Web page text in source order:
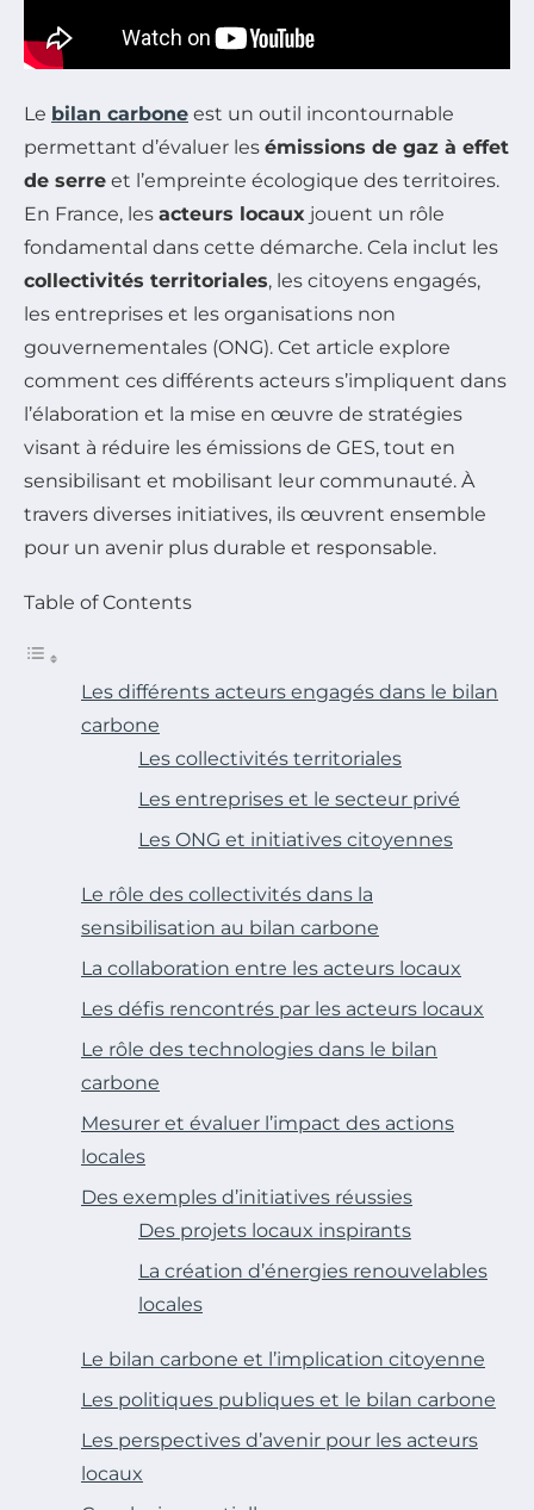
Le bilan carbone est un outil incontournable
permettant d’évaluer les émissions de gaz à effet
de serre et l’empreinte écologique des territoires.
En France, les acteurs locaux jouent un rôle
fondamental dans cette démarche. Cela inclut les
collectivités territoriales, les citoyens engagés,
les entreprises et les organisations non
gouvernementales (ONG). Cet article explore
comment ces différents acteurs s’impliquent dans
l’élaboration et la mise en œuvre de stratégies
visant à réduire les émissions de GES, tout en
sensibilisant et mobilisant leur communauté. À
travers diverses initiatives, ils œuvrent ensemble
pour un avenir plus durable et responsable.
Table of Contents
Les différents acteurs engagés dans le bilan
carbone
Les collectivités territoriales
Les entreprises et le secteur privé
Les ONG et initiatives citoyennes
Le rôle des collectivités dans la
sensibilisation au bilan carbone
La collaboration entre les acteurs locaux
Les défis rencontrés par les acteurs locaux
Le rôle des technologies dans le bilan
carbone
Mesurer et évaluer l’impact des actions
locales
Des exemples d’initiatives réussies
Des projets locaux inspirants
La création d’énergies renouvelables
locales
Le bilan carbone et l’implication citoyenne
Les politiques publiques et le bilan carbone
Les perspectives d’avenir pour les acteurs
locaux